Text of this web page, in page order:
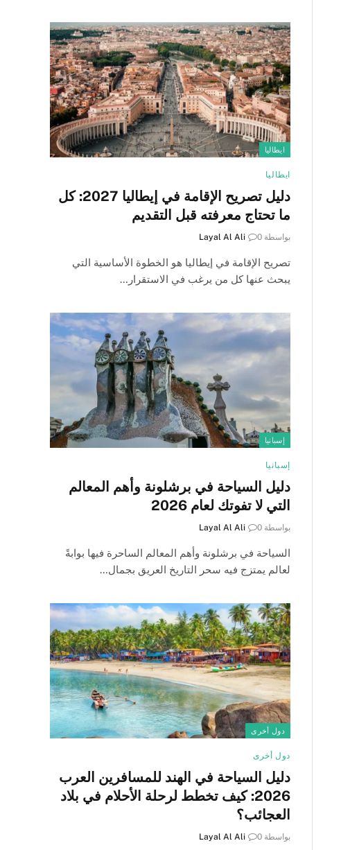
ايطاليا
ايطاليا
دليل تصريح الإقامة في إيطاليا 2027: كل
ما تحتاج معرفته قبل التقديم
بواسطة Layal Al Ali 0
تصريح الإقامة في إيطاليا هو الخطوة الأساسية التي
يبحث عنها كل من يرغب في الاستقرار…
إسبانيا
إسبانيا
دليل السياحة في برشلونة وأهم المعالم
التي لا تفوتك لعام 2026
بواسطة Layal Al Ali 0
السياحة في برشلونة وأهم المعالم الساحرة فيها بوابةً
لعالم يمتزج فيه سحر التاريخ العريق بجمال…
دول أخرى
دول أخرى
دليل السياحة في الهند للمسافرين العرب
2026: كيف تخطط لرحلة الأحلام في بلاد
العجائب؟
بواسطة Layal Al Ali 0